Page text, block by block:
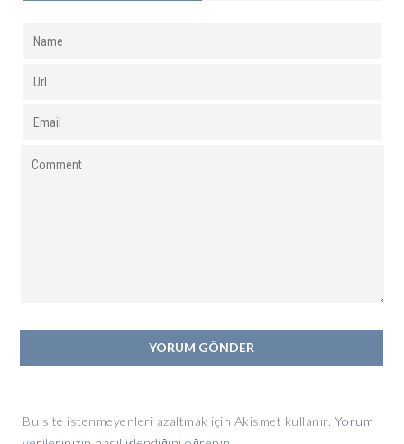
Bu site istenmeyenleri azaltmak için Akismet kullanır. Yorum